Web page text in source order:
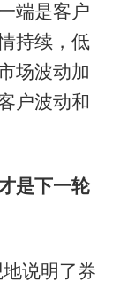
端是客户
持续，低
场波动加
户波动和
是下一轮
说明了券